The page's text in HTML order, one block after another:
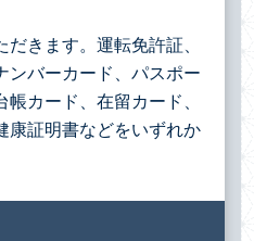
きます。運転免許証、
ンバーカード、パスポー
帳カード、在留カード、
康証明書などをいずれか